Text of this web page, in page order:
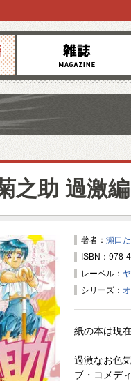
雑誌
之助 過激編
著者： 瀬口
ISBN：978-
レーベル：
シリーズ：
紙の本は現
過激なお色
ブ・コメデ